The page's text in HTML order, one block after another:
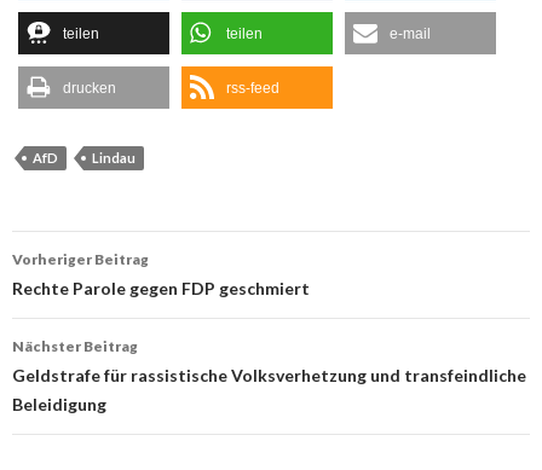
teilen teilen e-mail
drucken rss-feed
AfD Lindau
Beitrags-
Navigation
Vorheriger Beitrag
Rechte Parole gegen FDP geschmiert
Nächster Beitrag
Geldstrafe für rassistische Volksverhetzung und transfeindliche
Beleidigung